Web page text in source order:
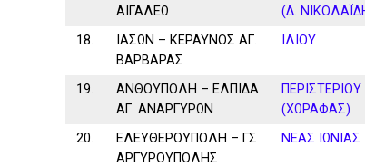
ΑΙΓΑΛΕΩ
(Δ.
18.
ΙΑΣΩΝ – ΚΕΡΑΥΝΟΣ ΑΓ.
ΒΑΡΒΑΡΑΣ
ΙΛΙΟΥ
19.
ΑΝΘΟΥΠΟΛΗ – ΕΛΠΙΔΑ
ΑΓ. ΑΝΑΡΓΥΡΩΝ
ΠΕΡΙΣΤΕΡΙΟΥ
(ΧΩΡΑΦΑΣ)
20.
ΕΛΕΥΘΕΡΟΥΠΟΛΗ – ΓΣ
ΑΡΓΥΡΟΥΠΟΛΗΣ
ΝΕΑΣ ΙΩΝΙΑΣ